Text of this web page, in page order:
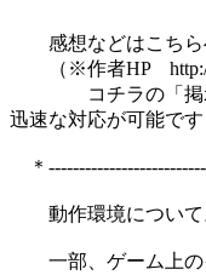
感想などはこちら
（※作者HP http://
コチラの「掲示板
迅速な対応が可能です
＊
動作環境について
一部、ゲーム上の